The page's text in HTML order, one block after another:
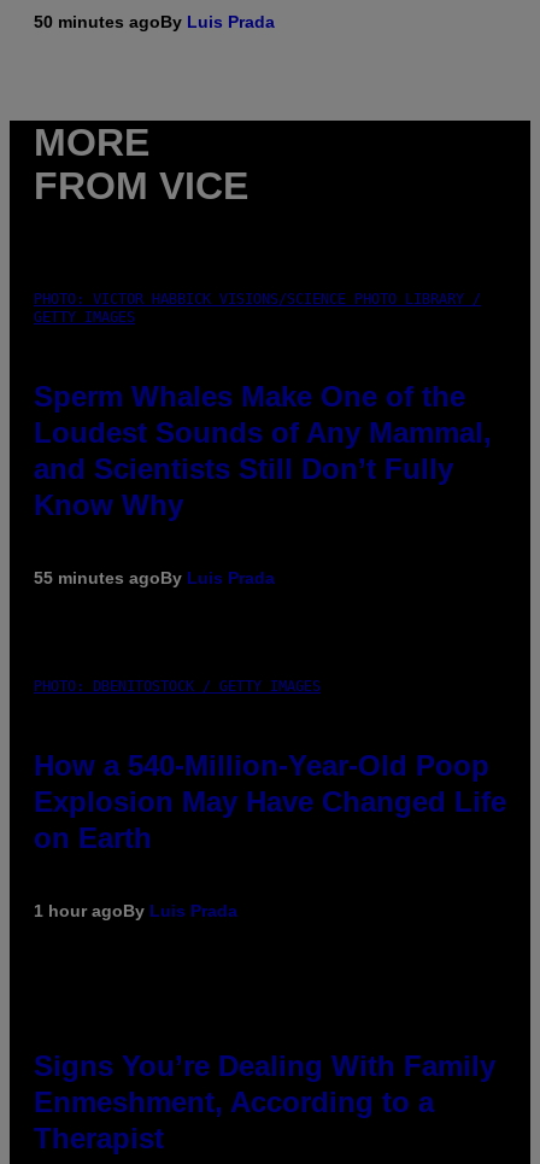
50 minutes agoBy Luis Prada
MORE
FROM VICE
PHOTO: VICTOR HABBICK VISIONS/SCIENCE PHOTO LIBRARY /
GETTY IMAGES
Sperm Whales Make One of the
Loudest Sounds of Any Mammal,
and Scientists Still Don’t Fully
Know Why
55 minutes agoBy Luis Prada
PHOTO: DBENITOSTOCK / GETTY IMAGES
How a 540-Million-Year-Old Poop
Explosion May Have Changed Life
on Earth
1 hour agoBy Luis Prada
Signs You’re Dealing With Family
Enmeshment, According to a
Therapist